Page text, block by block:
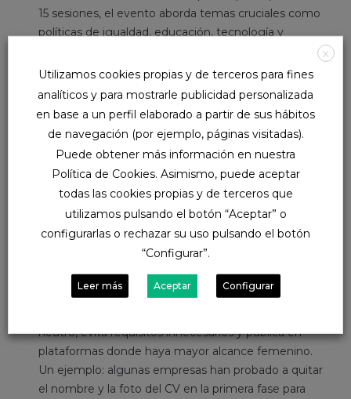
15 sesiones, el evento aborda temas cruciales como
políticas de igualdad, educación, tecnología y
impulsar la igualdad de género en el mundo
empresarial.
¿Cómo pueden las empresas contribuir a cerrar la
brecha de género en tecnología?
Las empresas desempeñan un papel fundamental en
la promoción de la igualdad de género en el sector
tecnológico. Estas son algunas estrategias que pueden
implementar:
Elimina sesgos desde el principio:Si en los
procesos de selección apenas llegan mujeres, revisa
neutro, evita requisitos innecesarios y publica en
plataformas donde haya mayor alcance femenino.
Un ejemplo: algunas empresas han probado a quitar
el nombre y la foto del CV en la primera fase para
X
Utilizamos cookies propias y de terceros para fines
analíticos y para mostrarle publicidad personalizada
en base a un perfil elaborado a partir de sus hábitos
de navegación (por ejemplo, páginas visitadas).
Puede obtener más información en nuestra
Política de Cookies. Asimismo, puede aceptar
todas las cookies propias y de terceros que
utilizamos pulsando el botón “Aceptar” o
configurarlas o rechazar su uso pulsando el botón
“Configurar”.
Leer más Aceptar Configurar